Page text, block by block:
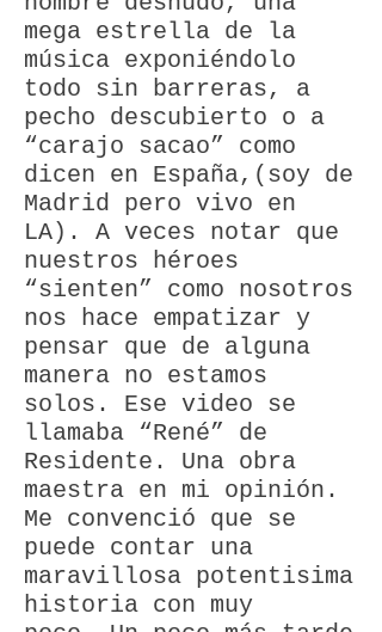
mega estrella de la
música exponiéndolo
todo sin barreras, a
pecho descubierto o a
“carajo sacao” como
dicen en España,(soy de
Madrid pero vivo en
LA). A veces notar que
nuestros héroes
“sienten” como nosotros
nos hace empatizar y
pensar que de alguna
manera no estamos
solos. Ese video se
llamaba “René” de
Residente. Una obra
maestra en mi opinión.
Me convenció que se
puede contar una
maravillosa potentisima
historia con muy